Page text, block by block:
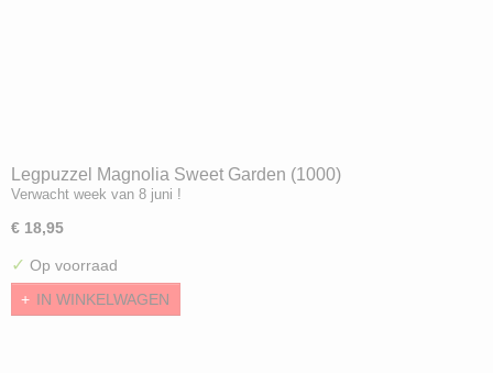
Legpuzzel Magnolia Sweet Garden (1000)
Verwacht week van 8 juni !
€ 18,95
✓ Op voorraad
IN WINKELWAGEN